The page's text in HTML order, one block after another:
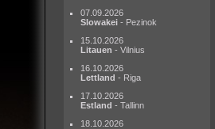
07.09.2026
Slowakei - Pezinok
15.10.2026
Litauen - Vilnius
16.10.2026
Lettland - Riga
17.10.2026
Estland - Tallinn
18.10.2026